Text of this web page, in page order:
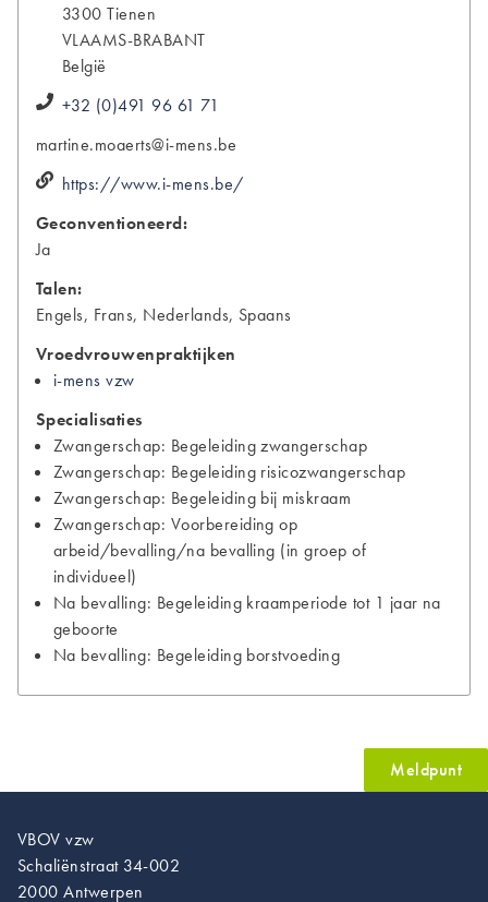
3300 Tienen
VLAAMS-BRABANT
België
+32 (0)491 96 61 71
martine.moaerts@i-mens.be
https://www.i-mens.be/
Geconventioneerd:
Ja
Talen:
Engels, Frans, Nederlands, Spaans
Vroedvrouwenpraktijken
i-mens vzw
Specialisaties
Zwangerschap: Begeleiding zwangerschap
Zwangerschap: Begeleiding risicozwangerschap
Zwangerschap: Begeleiding bij miskraam
Zwangerschap: Voorbereiding op
arbeid/bevalling/na bevalling (in groep of
individueel)
Na bevalling: Begeleiding kraamperiode tot 1 jaar na
geboorte
Na bevalling: Begeleiding borstvoeding
Meldpunt
VBOV vzw
Schaliënstraat 34-002
2000 Antwerpen